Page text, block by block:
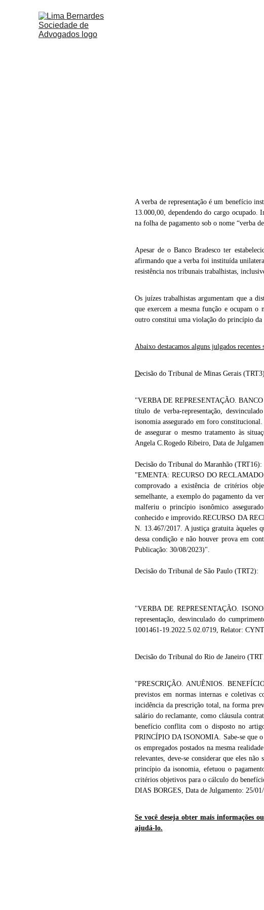
A verba de representação é um benefício
13.000,00, dependendo do cargo ocupado.
na folha de pagamento sob o nome “verba
Apesar de o Banco Bradesco ter
afirmando que a verba foi instituída
resistência nos tribunais trabalhistas,
Os juízes trabalhistas argumentam que a
que exercem a mesma função e ocupam
outro constitui uma violação do princípio da
Abaixo destacamos alguns julgados recentes
Decisão do Tribunal de Minas Gerais
"VERBA DE REPRESENTAÇÃO. BANCO
título de verba-representação,
isonomia assegurado em foro
de assegurar o mesmo tratamento às
Angela C.Rogedo Ribeiro, Data de
Decisão do Tribunal do Maranhão (TRT16):
"EMENTA: RECURSO DO
comprovado a existência de critérios
semelhante, a exemplo do pagamento da
malferiu o princípio isonômico
conhecido e improvido.RECURSO DA
N. 13.467/2017. A justiça gratuita àqueles
dessa condição e não houver prova em
Publicação: 30/08/2023)".
Decisão do Tribunal de São Paulo (TRT2):
"VERBA DE REPRESENTAÇÃO.
representação, desvinculado do
1001461-19.2022.5.02.0719, Relator:
Decisão do Tribunal do Rio de Janeiro
"PRESCRIÇÃO. ANUÊNIOS.
previstos em normas internas e coletivas
incidência da prescrição total, na forma
salário do reclamante, como cláusula
benefício conflita com o disposto no
PRINCÍPIO DA ISONOMIA. Sabe-se que o
os empregados postados na mesma
relevantes, deve-se considerar que eles
princípio da isonomia, efetuou o
critérios objetivos para o cálculo do
DIAS BORGES, Data de Julgamento: 25/
Se você deseja obter mais informações
ajudá-lo.